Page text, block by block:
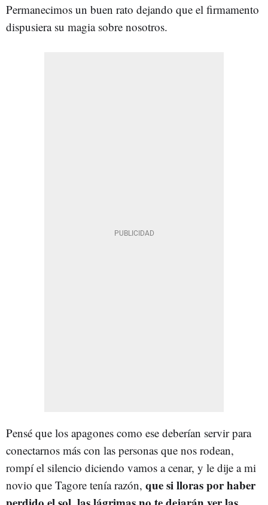
Permanecimos un buen rato dejando que el firmamento
dispusiera su magia sobre nosotros.
Pensé que los apagones como ese deberían servir para
conectarnos más con las personas que nos rodean,
rompí el silencio diciendo vamos a cenar, y le dije a mi
novio que Tagore tenía razón, que si lloras por haber